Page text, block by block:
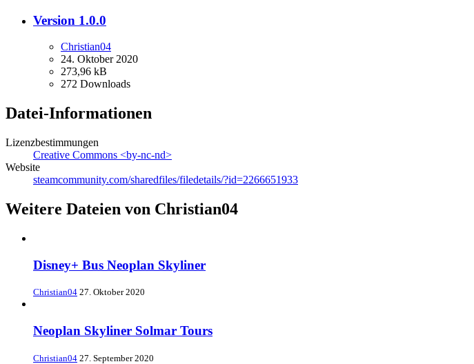
Version 1.0.0
Christian04
24. Oktober 2020
273,96 kB
272 Downloads
Datei-Informationen
Lizenzbestimmungen
Creative Commons <by-nc-nd>
Website
steamcommunity.com/sharedfiles/filedetails/?id=2266651933
Weitere Dateien von Christian04
Disney+ Bus Neoplan Skyliner
Christian04 27. Oktober 2020
Neoplan Skyliner Solmar Tours
Christian04 27. September 2020